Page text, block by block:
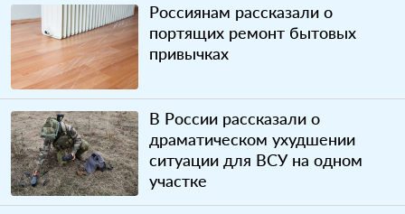
Россиянам рассказали о
портящих ремонт бытовых
привычках
В России рассказали о
драматическом ухудшении
ситуации для ВСУ на одном
участке